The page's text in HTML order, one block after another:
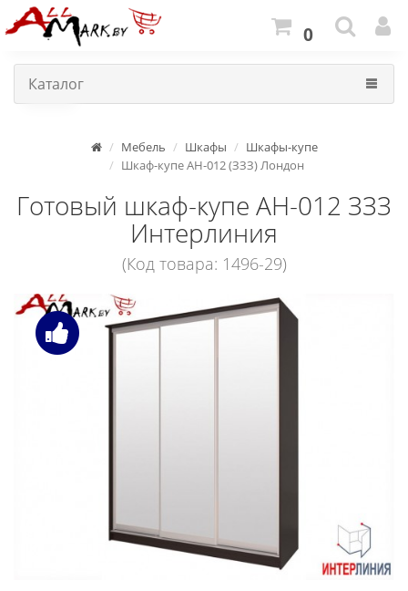
0
Каталог
Мебель Шкафы
Шкафы-купе
Шкаф-купе АН-012 (ЗЗЗ) Лондон
Готовый шкаф-купе АН-012 ЗЗЗ
Интерлиния
(Код товара: 1496-29)